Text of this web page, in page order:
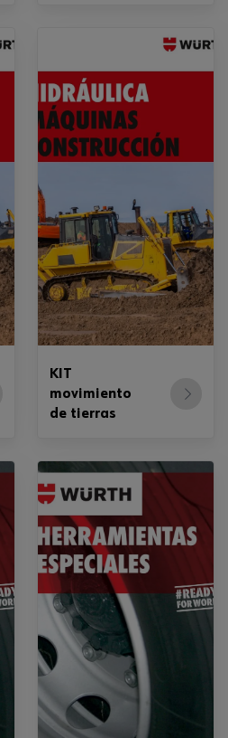
KIT
movimiento
de tierras